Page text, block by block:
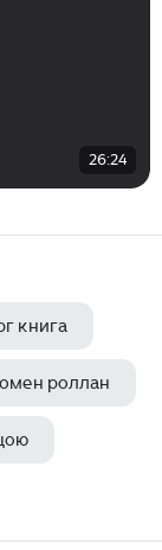
26:24
книга
роллан